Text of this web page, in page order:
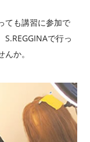
ても講習に参加で
で行っ
か。